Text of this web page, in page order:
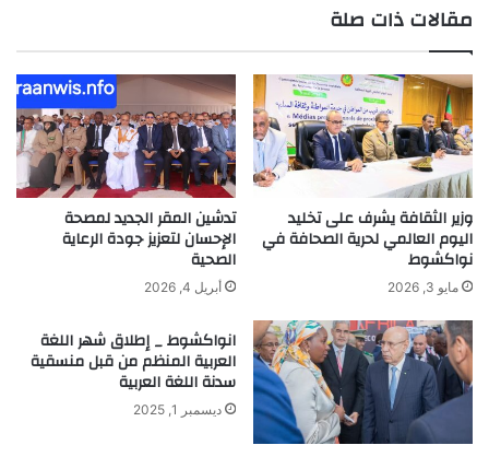
مقالات ذات صلة
وزير الثقافة يشرف على تخليد
اليوم العالمي لحرية الصحافة في
نواكشوط
مايو 3, 2026
تدشين المقر الجديد لمصحة
الإحسان لتعزيز جودة الرعاية
الصحية
أبريل 4, 2026
انواكشوط _ إطلاق شهر اللغة
العربية المنظم من قبل منسقية
سدنة اللغة العربية
ديسمبر 1, 2025